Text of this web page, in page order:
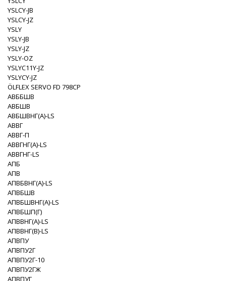
YSLCY-JB
YSLCY-JZ
YSLY
YSLY-JB
YSLY-JZ
YSLY-OZ
YSLYC11Y-JZ
YSLYCY-JZ
ÖLFLEX SERVO FD 798CP
АВББШВ
АВБШВ
АВБШВНГ(A)-LS
АВВГ
АВВГ-П
АВВГНГ(A)-LS
АВВГНГ-LS
АПБ
АПВ
АПВБВНГ(A)-LS
АПВБШВ
АПВБШВНГ(A)-LS
АПВБШП(Г)
АПВВНГ(A)-LS
АПВВНГ(B)-LS
АПВПУ
АПВПУ2Г
АПВПУ2Г-10
АПВПУ2ГЖ
АПВПУГ